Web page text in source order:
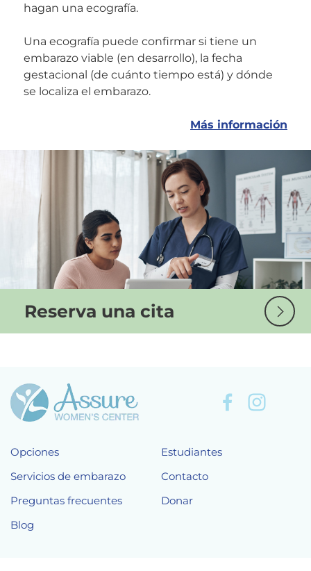
hagan una ecografía.
Una ecografía puede confirmar si tiene un
embarazo viable (en desarrollo), la fecha
gestacional (de cuánto tiempo está) y dónde
se localiza el embarazo.
Más información
Reserva una cita
Opciones
Servicios de embarazo
Preguntas frecuentes
Blog
Estudiantes
Contacto
Donar